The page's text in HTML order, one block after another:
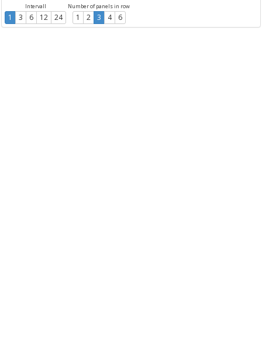
Intervall
1 3 6 12 24
Number of panels in row
1 2 3 4 6